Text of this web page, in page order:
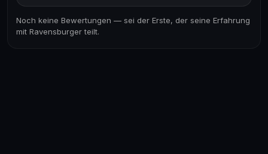
Noch keine Bewertungen — sei der Erste, der seine Erfahrung
mit Ravensburger teilt.